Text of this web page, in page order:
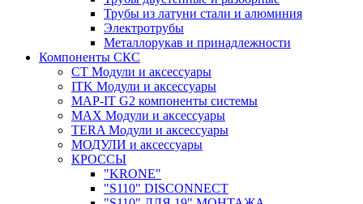
Трубы из латуни стали и алюминия
Электротрубы
Металлорукав и принадлежности
Компоненты СКС
CT Модули и аксессуары
ITK Модули и аксессуары
MAP-IT G2 компоненты системы
MAX Модули и аксессуары
TERA Модули и аксессуары
МОДУЛИ и аксессуары
КРОССЫ
"KRONE"
"S110" DISCONNECT